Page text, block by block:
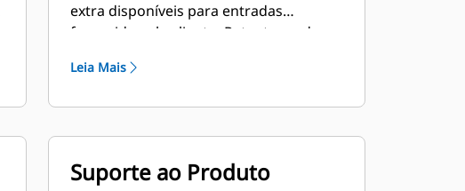
extra disponíveis para entradas
fornecida pelo cliente- Retentores de
Leia Mais
Suporte ao Produto